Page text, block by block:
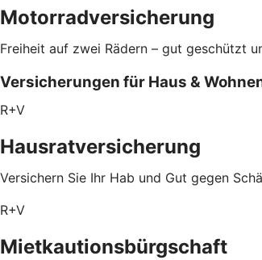
Motorradversicherung
Freiheit auf zwei Rädern – gut geschützt
Versicherungen für Haus &
R+V
Hausratversicherung
Versichern Sie Ihr Hab und Gut gegen
R+V
Mietkautionsbürgschaft